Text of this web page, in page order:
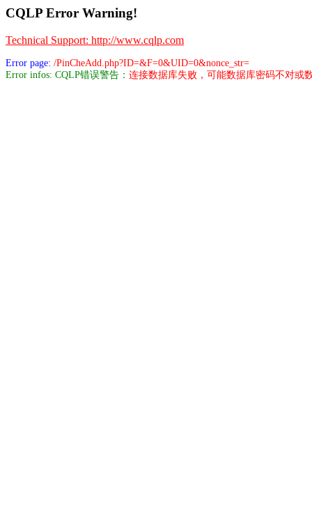
CQLP Error Warning!
Technical Support: http://www.cqlp.com
Error page: /PinCheAdd.php?ID=&F=0&UID=0&nonce_str=
Error infos: CQLP错误警告： 连接数据库失败，可能数据库密码不对或